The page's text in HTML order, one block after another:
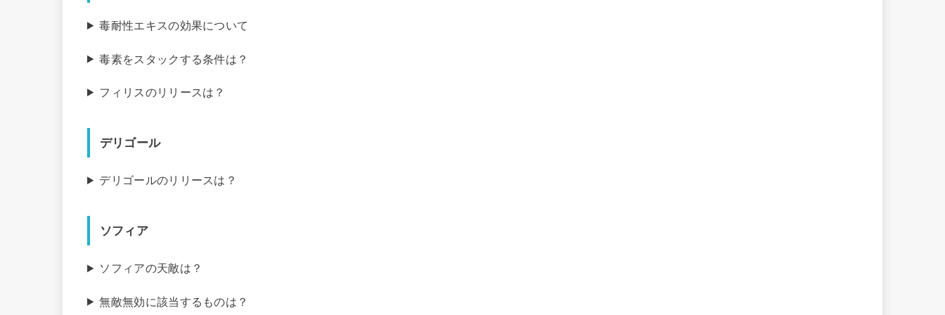
毒耐性エキスの効果について
毒素をスタックする条件は？
フィリスのリリースは？
デリゴール
デリゴールのリリースは？
ソフィア
ソフィアの天敵は？
無敵無効に該当するものは？